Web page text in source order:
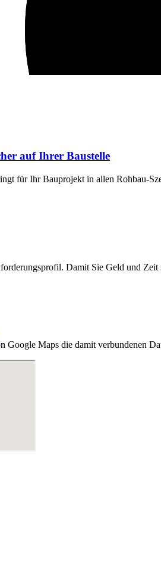
auf Ihrer Baustelle
für Ihr Bauprojekt in allen Rohbau-
Damit Sie Geld und
Google Maps die damit verbundenen